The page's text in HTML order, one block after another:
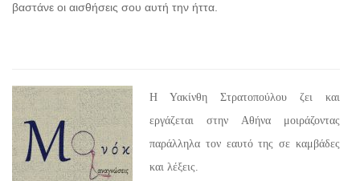
βαστάνε οι αισθήσεις σου αυτή την ήττα.
Η Υακίνθη Στρατοπούλου ζει και
εργάζεται στην Αθήνα μοιράζοντας
παράλληλα τον εαυτό της σε καμβάδες
και λέξεις.